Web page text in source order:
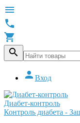




 Вход
Диабет-контроль
Контроль диабета -